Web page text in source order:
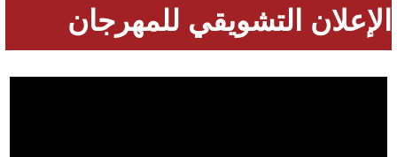
الإعلان التشويقي للمهرجان